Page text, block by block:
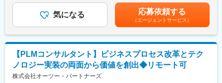
ルのメンバーと協業することで、ノウハウ・知見を吸収でき、自
己成長を効果的に行うことができます。
グローバル PJ への参画、戦略部門との協力体制、様々な業界知
識、付加価値の高い開発に取り組めます。組織の成長とメンバー
の成長が同期でき、組織規模もまだ小さく、一人一人が重要な戦
力として位置付けられるためリーダーシップ能力が磨かれます
変更の範囲：会社の定める業務
●テクノロジー領域でキャリア志向に合わせたキャリアパス設計が
可能
●コンサルテーション×テクノロジーがうまく融合した組織
＝＝
■業務概要：当社が提供する業務ソリューションやプロダクト財務
会計、製造管理、顧客管理、マーケティング、データ分析等の要
給与補足＞※経験、能力、前職給与等を踏まえて決定し、詳細は面
談の上、同法人規定により決定します。■昇給：年1回（10月）■
賞与：年2回（6月、12月）賃金はあくまでも目安の金額であり、
選考を通じて上下する可能性があります。月給(月額)は固定手当を
含めた表記です。
気になる 応募依頼する
（エージェントサービス）
【PLMコンサルタント】ビジネスプロセス改革とテク
ノロジー実装の両面から価値を創出◆リモート可
株式会社オーツー・パートナーズ